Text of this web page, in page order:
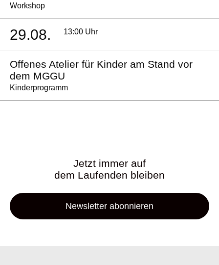
Workshop
29.08. 13:00 Uhr
Offenes Atelier für Kinder am Stand vor
dem MGGU
Kinderprogramm
Jetzt immer auf
dem Laufenden bleiben
Newsletter abonnieren